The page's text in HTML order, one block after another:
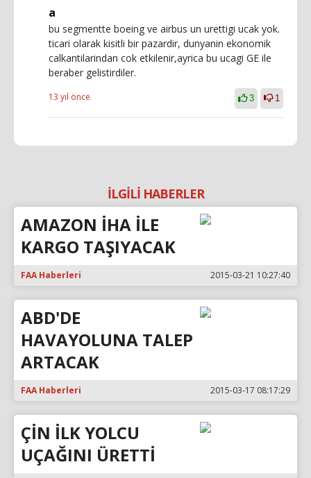
a
bu segmentte boeing ve airbus un urettigi ucak yok.
ticari olarak kisitli bir pazardir, dunyanin ekonomik
calkantilarindan cok etkilenir,ayrica bu ucagi GE ile
beraber gelistirdiler.
13 yıl önce 3 1
İLGİLİ HABERLER
AMAZON İHA İLE
KARGO TAŞIYACAK
FAA Haberleri 2015-03-21 10:27:40
ABD'DE
HAVAYOLUNA TALEP
ARTACAK
FAA Haberleri 2015-03-17 08:17:29
ÇİN İLK YOLCU
UÇAĞINI ÜRETTİ